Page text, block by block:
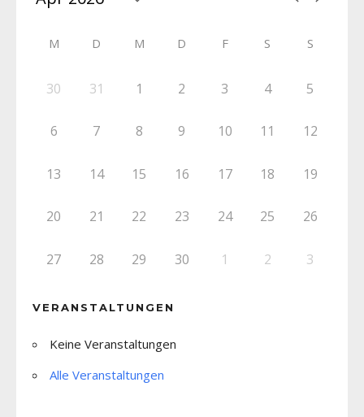
M D M D F S S
30 31 1 2 3 4 5
6 7 8 9 10 11 12
13 14 15 16 17 18 19
20 21 22 23 24 25 26
27 28 29 30 1 2 3
VERANSTALTUNGEN
Keine Veranstaltungen
Alle Veranstaltungen